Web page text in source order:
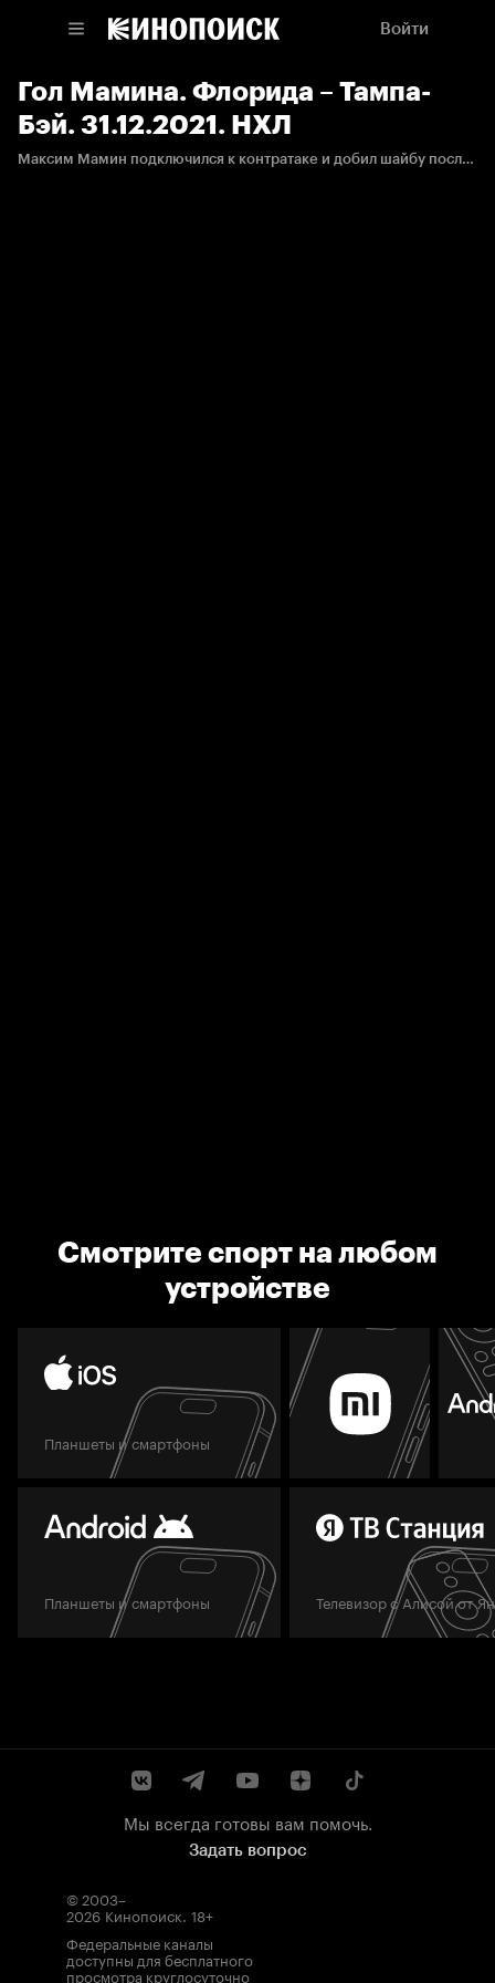
Войти
Гол Мамина. Флорида – Тампа-
Бэй. 31.12.2021. НХЛ
Максим Мамин подключился к контратаке и добил шайбу после броска Верхеги.
Смотрите спорт на любом
устройстве
Планшеты и смартфоны
Планшеты и смартфоны Телевизор с Алисой от
Мы всегда готовы вам помочь.
Задать вопрос
© 2003–
2026 Кинопоиск. 18+
Федеральные каналы
доступны для бесплатного
просмотра круглосуточно